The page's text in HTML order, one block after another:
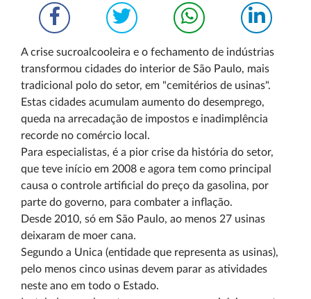
A crise sucroalcooleira e o fechamento de indústrias
transformou cidades do interior de São Paulo, mais
tradicional polo do setor, em "cemitérios de usinas".
Estas cidades acumulam aumento do desemprego,
queda na arrecadação de impostos e inadimplência
recorde no comércio local.
Para especialistas, é a pior crise da história do setor,
que teve início em 2008 e agora tem como principal
causa o controle artificial do preço da gasolina, por
parte do governo, para combater a inflação.
Desde 2010, só em São Paulo, ao menos 27 usinas
deixaram de moer cana.
Segundo a Unica (entidade que representa as usinas),
pelo menos cinco usinas devem parar as atividades
neste ano em todo o Estado.